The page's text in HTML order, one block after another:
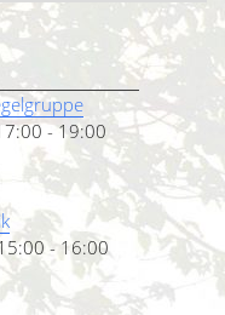
- 19:00
- 16:00